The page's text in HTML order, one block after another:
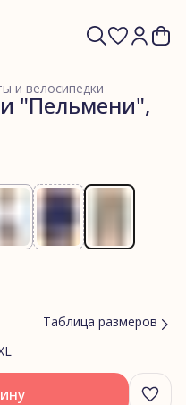
и велосипедки
"Пельмени",
Таблица размеров